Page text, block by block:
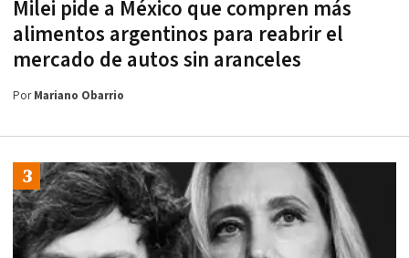
Milei pide a México que compren más
alimentos argentinos para reabrir el
mercado de autos sin aranceles
PorMariano Obarrio